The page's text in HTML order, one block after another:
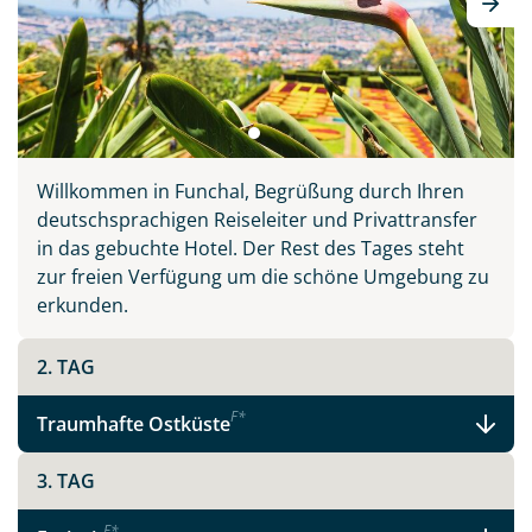
Teile diese Reise
Madeira - schönste Blume des Atlantiks
Facebook
Instagram
Wahlheimat auf 3 inkludierten Ausflügen, erklärt
Wissenswertes und führt Sie abseits der großen
Touristenströme hinein ins authentische Madeira.
Willkommen in Funchal, Begrüßung durch Ihren
deutschsprachigen Reiseleiter und Privattransfer
in das gebuchte Hotel. Der Rest des Tages steht
zur freien Verfügung um die schöne Umgebung zu
erkunden.
2. TAG
Traumhafte OstküsteF*
3. TAG